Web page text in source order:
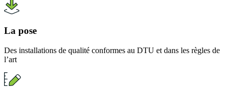
La pose
Des installations de qualité conformes au DTU et dans les règles de
l’art